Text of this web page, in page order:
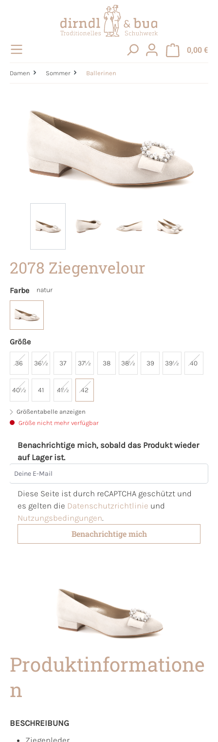
0,00 €
Damen Sommer Ballerinen
2078 Ziegenvelour
Farbe natur
Größe
36 36½ 37 37½ 38 38½ 39 39½ 40
40½ 41 41½ 42
Größentabelle anzeigen
Größe nicht mehr verfügbar
Benachrichtige mich, sobald das Produkt wieder
auf Lager ist.
Deine E-Mail
Diese Seite ist durch reCAPTCHA geschützt und
es gelten die Datenschutzrichtlinie und
Nutzungsbedingungen.
Benachrichtige mich
Produktinformatione
n
BESCHREIBUNG
Ziegenleder